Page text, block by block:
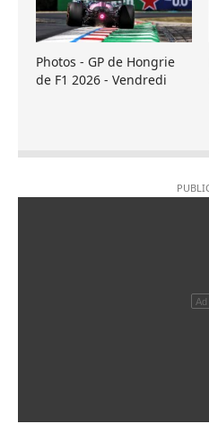
Photos - GP de Hongrie
de F1 2026 - Vendredi